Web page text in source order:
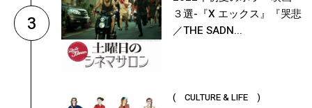
3
３選-『X エックス』『哭悲
／THE SADN...
( CULTURE & LIFE )